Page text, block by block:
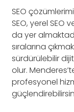
SEO
SEO, yerel SEO
da yer
sıralarına
sürdürülebilir
olur.
profesyonel